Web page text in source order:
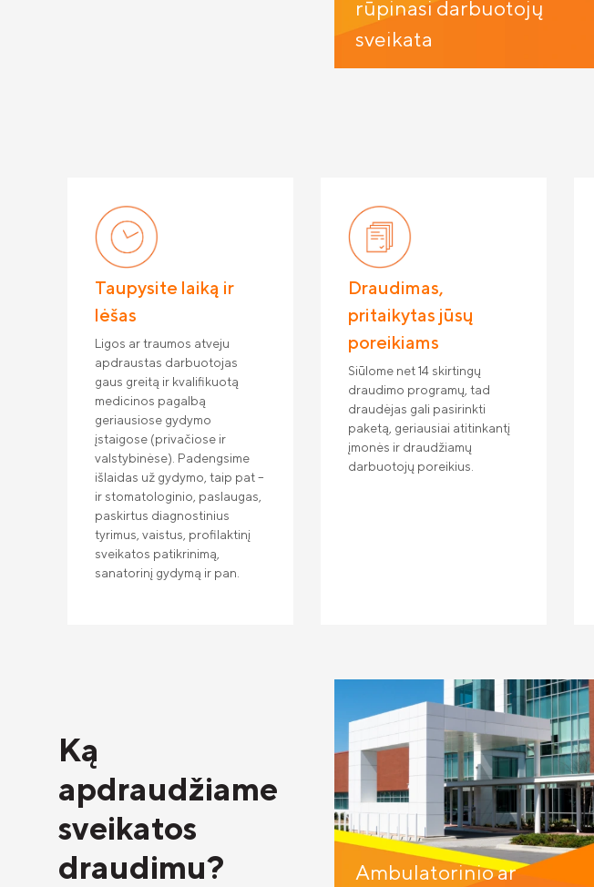
rūpinasi darbuotojų
sveikata
Taupysite laiką ir
lėšas
Ligos ar traumos atveju
apdraustas darbuotojas
gaus greitą ir kvalifikuotą
medicinos pagalbą
geriausiose gydymo
įstaigose (privačiose ir
valstybinėse). Padengsime
išlaidas už gydymo, taip pat –
ir stomatologinio, paslaugas,
paskirtus diagnostinius
tyrimus, vaistus, profilaktinį
sveikatos patikrinimą,
sanatorinį gydymą ir pan.
Draudimas,
pritaikytas jūsų
poreikiams
Siūlome net 14 skirtingų
draudimo programų, tad
draudėjas gali pasirinkti
paketą, geriausiai atitinkantį
įmonės ir draudžiamų
darbuotojų poreikius.
Ką
apdraudžiame
sveikatos
draudimu?
Ambulatorinio ar